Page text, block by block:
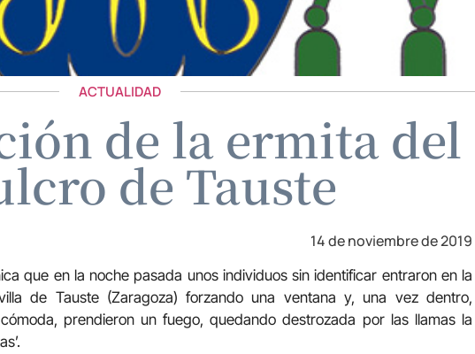
ACTUALIDAD
de la ermita del
de Tauste
14 de noviembre de 2019
que en la noche pasada unos individuos sin identificar entraron en la
de Tauste (Zaragoza) forzando una ventana y, una vez dentro,
prendieron un fuego, quedando destrozada por las llamas la